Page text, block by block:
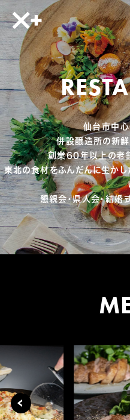
仙台市中心
併設醸造所の新鮮
創業60年以上の老
東北の食材をふんだんに生かし
懇親会・県人会・結婚